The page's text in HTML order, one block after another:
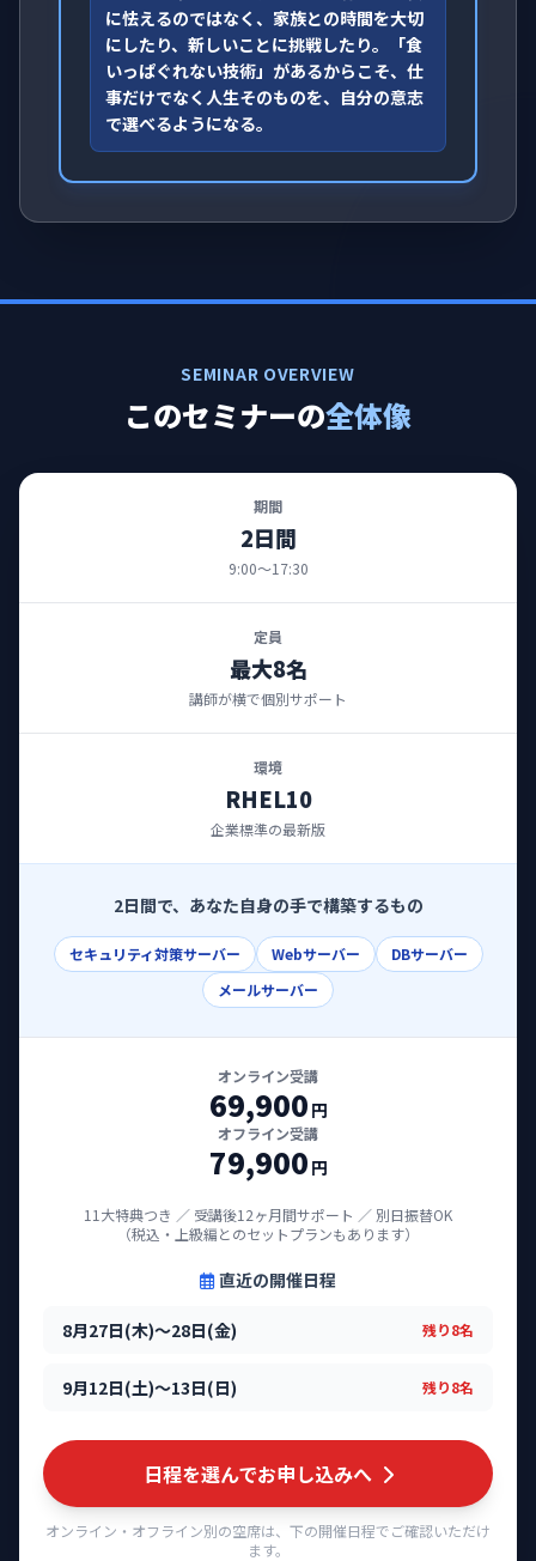
に怯えるのではなく、家族との時間を大切
にしたり、新しいことに挑戦したり。「食
いっぱぐれない技術」があるからこそ、仕
事だけでなく人生そのものを、自分の意志
で選べるようになる。
SEMINAR OVERVIEW
このセミナーの全体像
期間
2日間
9:00～17:30
定員
最大8名
講師が横で個別サポート
環境
RHEL10
企業標準の最新版
2日間で、あなた自身の手で構築するもの
セキュリティ対策サーバー Webサーバー
DBサーバー
メールサーバー
オンライン受講
69,900 円
オフライン受講
79,900 円
11大特典つき ／ 受講後12ヶ月間サポート ／ 別日振替OK
（税込・上級編とのセットプランもあります）
直近の開催日程
8月27日(木)～28日(金) 残り8名
9月12日(土)～13日(日) 残り8名
日程を選んでお申し込みへ
オンライン・オフライン別の空席は、下の開催日程でご確認いただけ
ます。